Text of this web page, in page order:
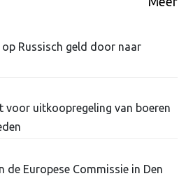
Russisch geld door naar
voor uitkoopregeling van boeren
Europese Commissie in Den